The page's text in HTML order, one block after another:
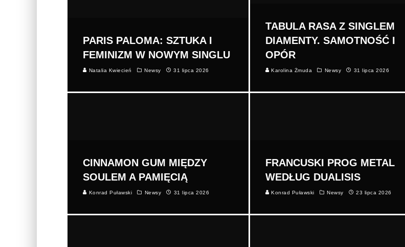
PARIS PALOMA: SZTUKA I
FEMINIZM W NOWYM SINGLU
Natalia Kwiecień Newsy 31 lipca 2026
TABULA RASA Z SINGLEM
DIAMENTY. SAMOTNOŚĆ I
OPÓR
Karolina Żmuda Newsy 31 lipca 2026
CINNAMON GUM MIĘDZY
SOULEM A PAMIĘCIĄ
Konrad Puławski Newsy 31 lipca 2026
FRANCUSKI PROG METAL
WEDŁUG DUALISIS
Konrad Puławski Newsy 23 lipca 2026